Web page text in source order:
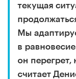
текущая
Мы
в
он
считает